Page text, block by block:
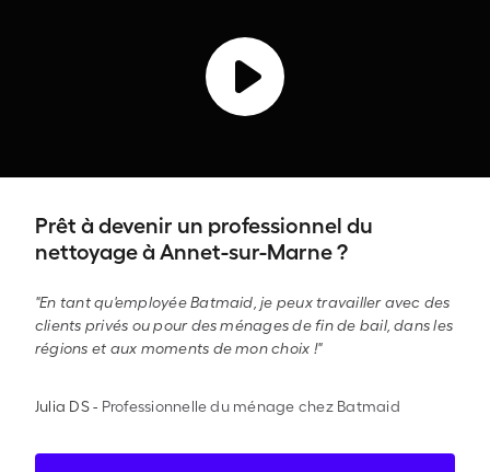
Prêt à devenir un professionnel du
nettoyage à Annet-sur-Marne ?
"En tant qu'employée Batmaid, je peux travailler avec des
clients privés ou pour des ménages de fin de bail, dans les
régions et aux moments de mon choix !"
Julia DS- Professionnelle du ménage chez Batmaid